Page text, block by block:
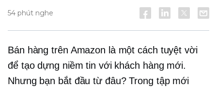
54 phút nghe
Bán hàng trên Amazon là một cách tuyệt vời
để tạo dựng niềm tin với khách hàng mới.
Nhưng bạn bắt đầu từ đâu? Trong tập mới